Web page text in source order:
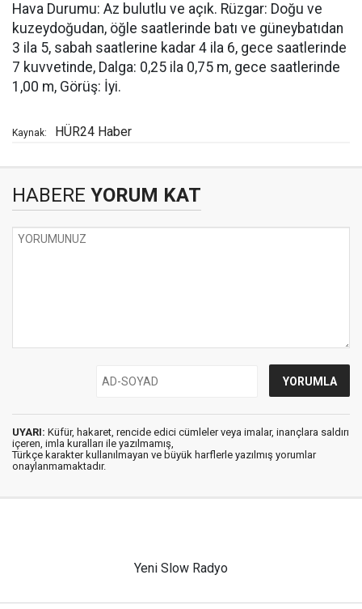
Hava Durumu: Az bulutlu ve açık. Rüzgar: Doğu ve
kuzeydoğudan, öğle saatlerinde batı ve güneybatıdan
3 ila 5, sabah saatlerine kadar 4 ila 6, gece saatlerinde
7 kuvvetinde, Dalga: 0,25 ila 0,75 m, gece saatlerinde
1,00 m, Görüş: İyi.
Kaynak: HÜR24 Haber
HABERE YORUM KAT
UYARI: Küfür, hakaret, rencide edici cümleler veya imalar, inançlara saldırı
içeren, imla kuralları ile yazılmamış,
Türkçe karakter kullanılmayan ve büyük harflerle yazılmış yorumlar
onaylanmamaktadır.
Yeni Slow Radyo